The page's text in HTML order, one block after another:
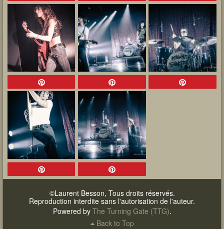
©Laurent Besson, Tous droits réservés.
Reproduction interdite sans l'autorisation de l'auteur.
Powered by The Turning Gate (TTG).
Back to Top